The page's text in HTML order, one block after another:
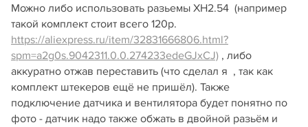
Можно либо использовать разьемы XH2.54 (например
такой комплект стоит всего 120р.
https://aliexpress.ru/item/32831666806.html?
spm=a2g0s.9042311.0.0.274233edeGJxCJ) , либо
аккуратно отжав переставить (что сделал я , так как
комплект штекеров ещё не пришёл). Также
подключение датчика и вентилятора будет понятно по
фото - датчик надо также обжать в двойной разьём и